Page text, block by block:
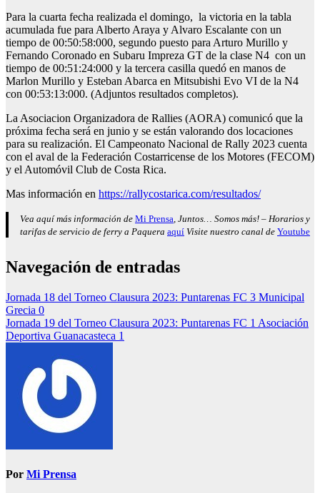
Para la cuarta fecha realizada el domingo, la victoria en la tabla
acumulada fue para Alberto Araya y Alvaro Escalante con un
tiempo de 00:50:58:000, segundo puesto para Arturo Murillo y
Fernando Coronado en Subaru Impreza GT de la clase N4 con un
tiempo de 00:51:24:000 y la tercera casilla quedó en manos de
Marlon Murillo y Esteban Abarca en Mitsubishi Evo VI de la N4
con 00:53:13:000. (Adjuntos resultados completos).
La Asociacion Organizadora de Rallies (AORA) comunicó que la
próxima fecha será en junio y se están valorando dos locaciones
para su realización. El Campeonato Nacional de Rally 2023 cuenta
con el aval de la Federación Costarricense de los Motores (FECOM)
y el Automóvil Club de Costa Rica.
Mas información en https://rallycostarica.com/resultados/
Vea aquí más información de Mi Prensa, Juntos… Somos más! – Horarios y
tarifas de servicio de ferry a Paquera aquí Visite nuestro canal de Youtube
Navegación de entradas
Jornada 18 del Torneo Clausura 2023: Puntarenas FC 3 Municipal
Grecia 0
Jornada 19 del Torneo Clausura 2023: Puntarenas FC 1 Asociación
Deportiva Guanacasteca 1
Por Mi Prensa